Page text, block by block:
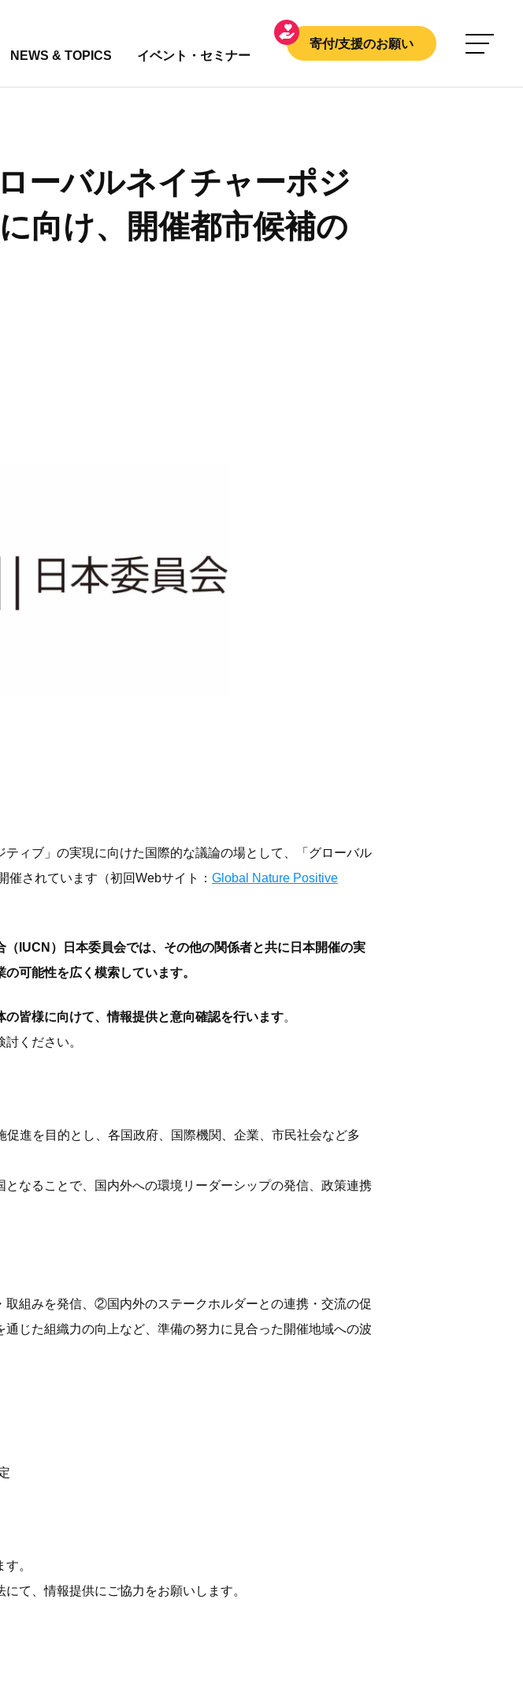
寄付/支援のお願い
NEWS & TOPICS イベント・セミナー
ーバルネイチャーポジ
向け、開催都市候補の
ィブ」の実現に向けた国際的な議論の場として、「グローバル
されています（初回Webサイト： Global Nature Positive
IUCN）日本委員会では、その他の関係者と共に日本開催の実
可能性を広く模索しています。
の皆様に向けて、情報提供と意向確認を行います。
ください。
進を目的とし、各国政府、国際機関、企業、市民社会など多
なることで、国内外への環境リーダーシップの発信、政策連携
組みを発信、②国内外のステークホルダーとの連携・交流の促
じた組織力の向上など、準備の努力に見合った開催地域への波
。
て、情報提供にご協力をお願いします。